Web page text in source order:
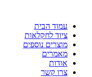
עמוד הבית
ציוד לחקלאות
מוצרים נוספים
מאמרים
אודות
צרו קשר